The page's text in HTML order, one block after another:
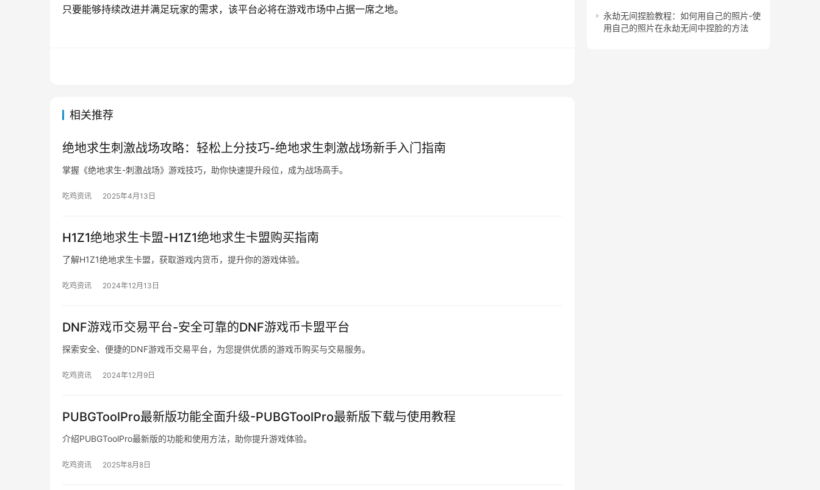
只要能够持续改进并满足玩家的需求，该平台必将在游戏市场中占据一席之地。
相关推荐
绝地求生刺激战场攻略：轻松上分技巧-绝地求生刺激战场新手入门指南
掌握《绝地求生-刺激战场》游戏技巧，助你快速提升段位，成为战场高手。
吃鸡资讯 2025年4月13日
H1Z1绝地求生卡盟-H1Z1绝地求生卡盟购买指南
了解H1Z1绝地求生卡盟，获取游戏内货币，提升你的游戏体验。
吃鸡资讯 2024年12月13日
DNF游戏币交易平台-安全可靠的DNF游戏币卡盟平台
探索安全、便捷的DNF游戏币交易平台，为您提供优质的游戏币购买与交易服务。
吃鸡资讯 2024年12月9日
PUBGToolPro最新版功能全面升级-PUBGToolPro最新版下载与使用教程
介绍PUBGToolPro最新版的功能和使用方法，助你提升游戏体验。
吃鸡资讯 2025年8月8日
永劫无间捏脸教程：如何用自己的照片-使
用自己的照片在永劫无间中捏脸的方法